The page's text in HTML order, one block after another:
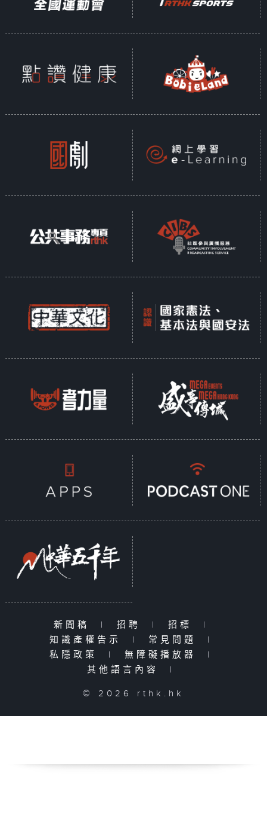
新聞稿 | 招聘 | 招標
|
知識產權告示
| 常見問題
|
私隱政策
| 無障礙播放器
|
其他語言內容
|
© 2026 rthk.hk